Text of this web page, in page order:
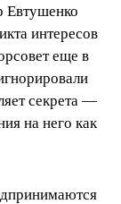
Евтушенко
интересов
еще в
секрета —
на него как